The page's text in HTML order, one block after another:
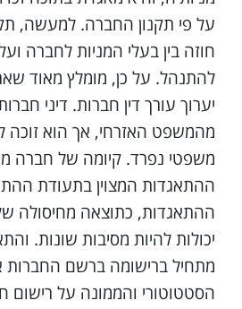
על פי תקנון החברה. למעשה,
חוזה בין בעלי המניות לחברה
להתנהל. על כן, מומלץ מאוד
יערוך עורך דין חברות. דיני
מהמשפט האזרחי, אך הוא זוכה
משפטי נפרד. קיומה של חברה
ההתאגדות המצוין בתעודת
ההתאגדות, כתוצאה מחיסולה
יכולות להיות מסיבות שונות.
מתחיל ברישומה ברשם החברות
הסטטוטורי והממונה על רישום